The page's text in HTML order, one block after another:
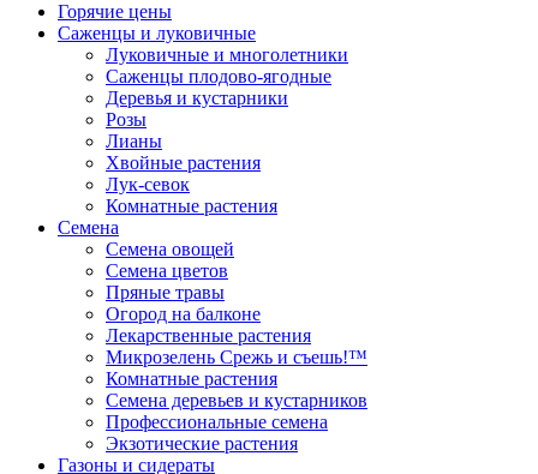
Горячие цены
Саженцы и луковичные
Луковичные и многолетники
Саженцы плодово-ягодные
Деревья и кустарники
Розы
Лианы
Хвойные растения
Лук-севок
Комнатные растения
Семена
Семена овощей
Семена цветов
Пряные травы
Огород на балконе
Лекарственные растения
Микрозелень Срежь и съешь!™
Комнатные растения
Семена деревьев и кустарников
Профессиональные семена
Экзотические растения
Газоны и сидераты